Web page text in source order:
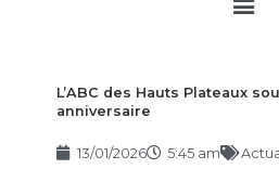
L’ABC des Hauts Plateaux
anniversaire
13/01/2026 5:45 am